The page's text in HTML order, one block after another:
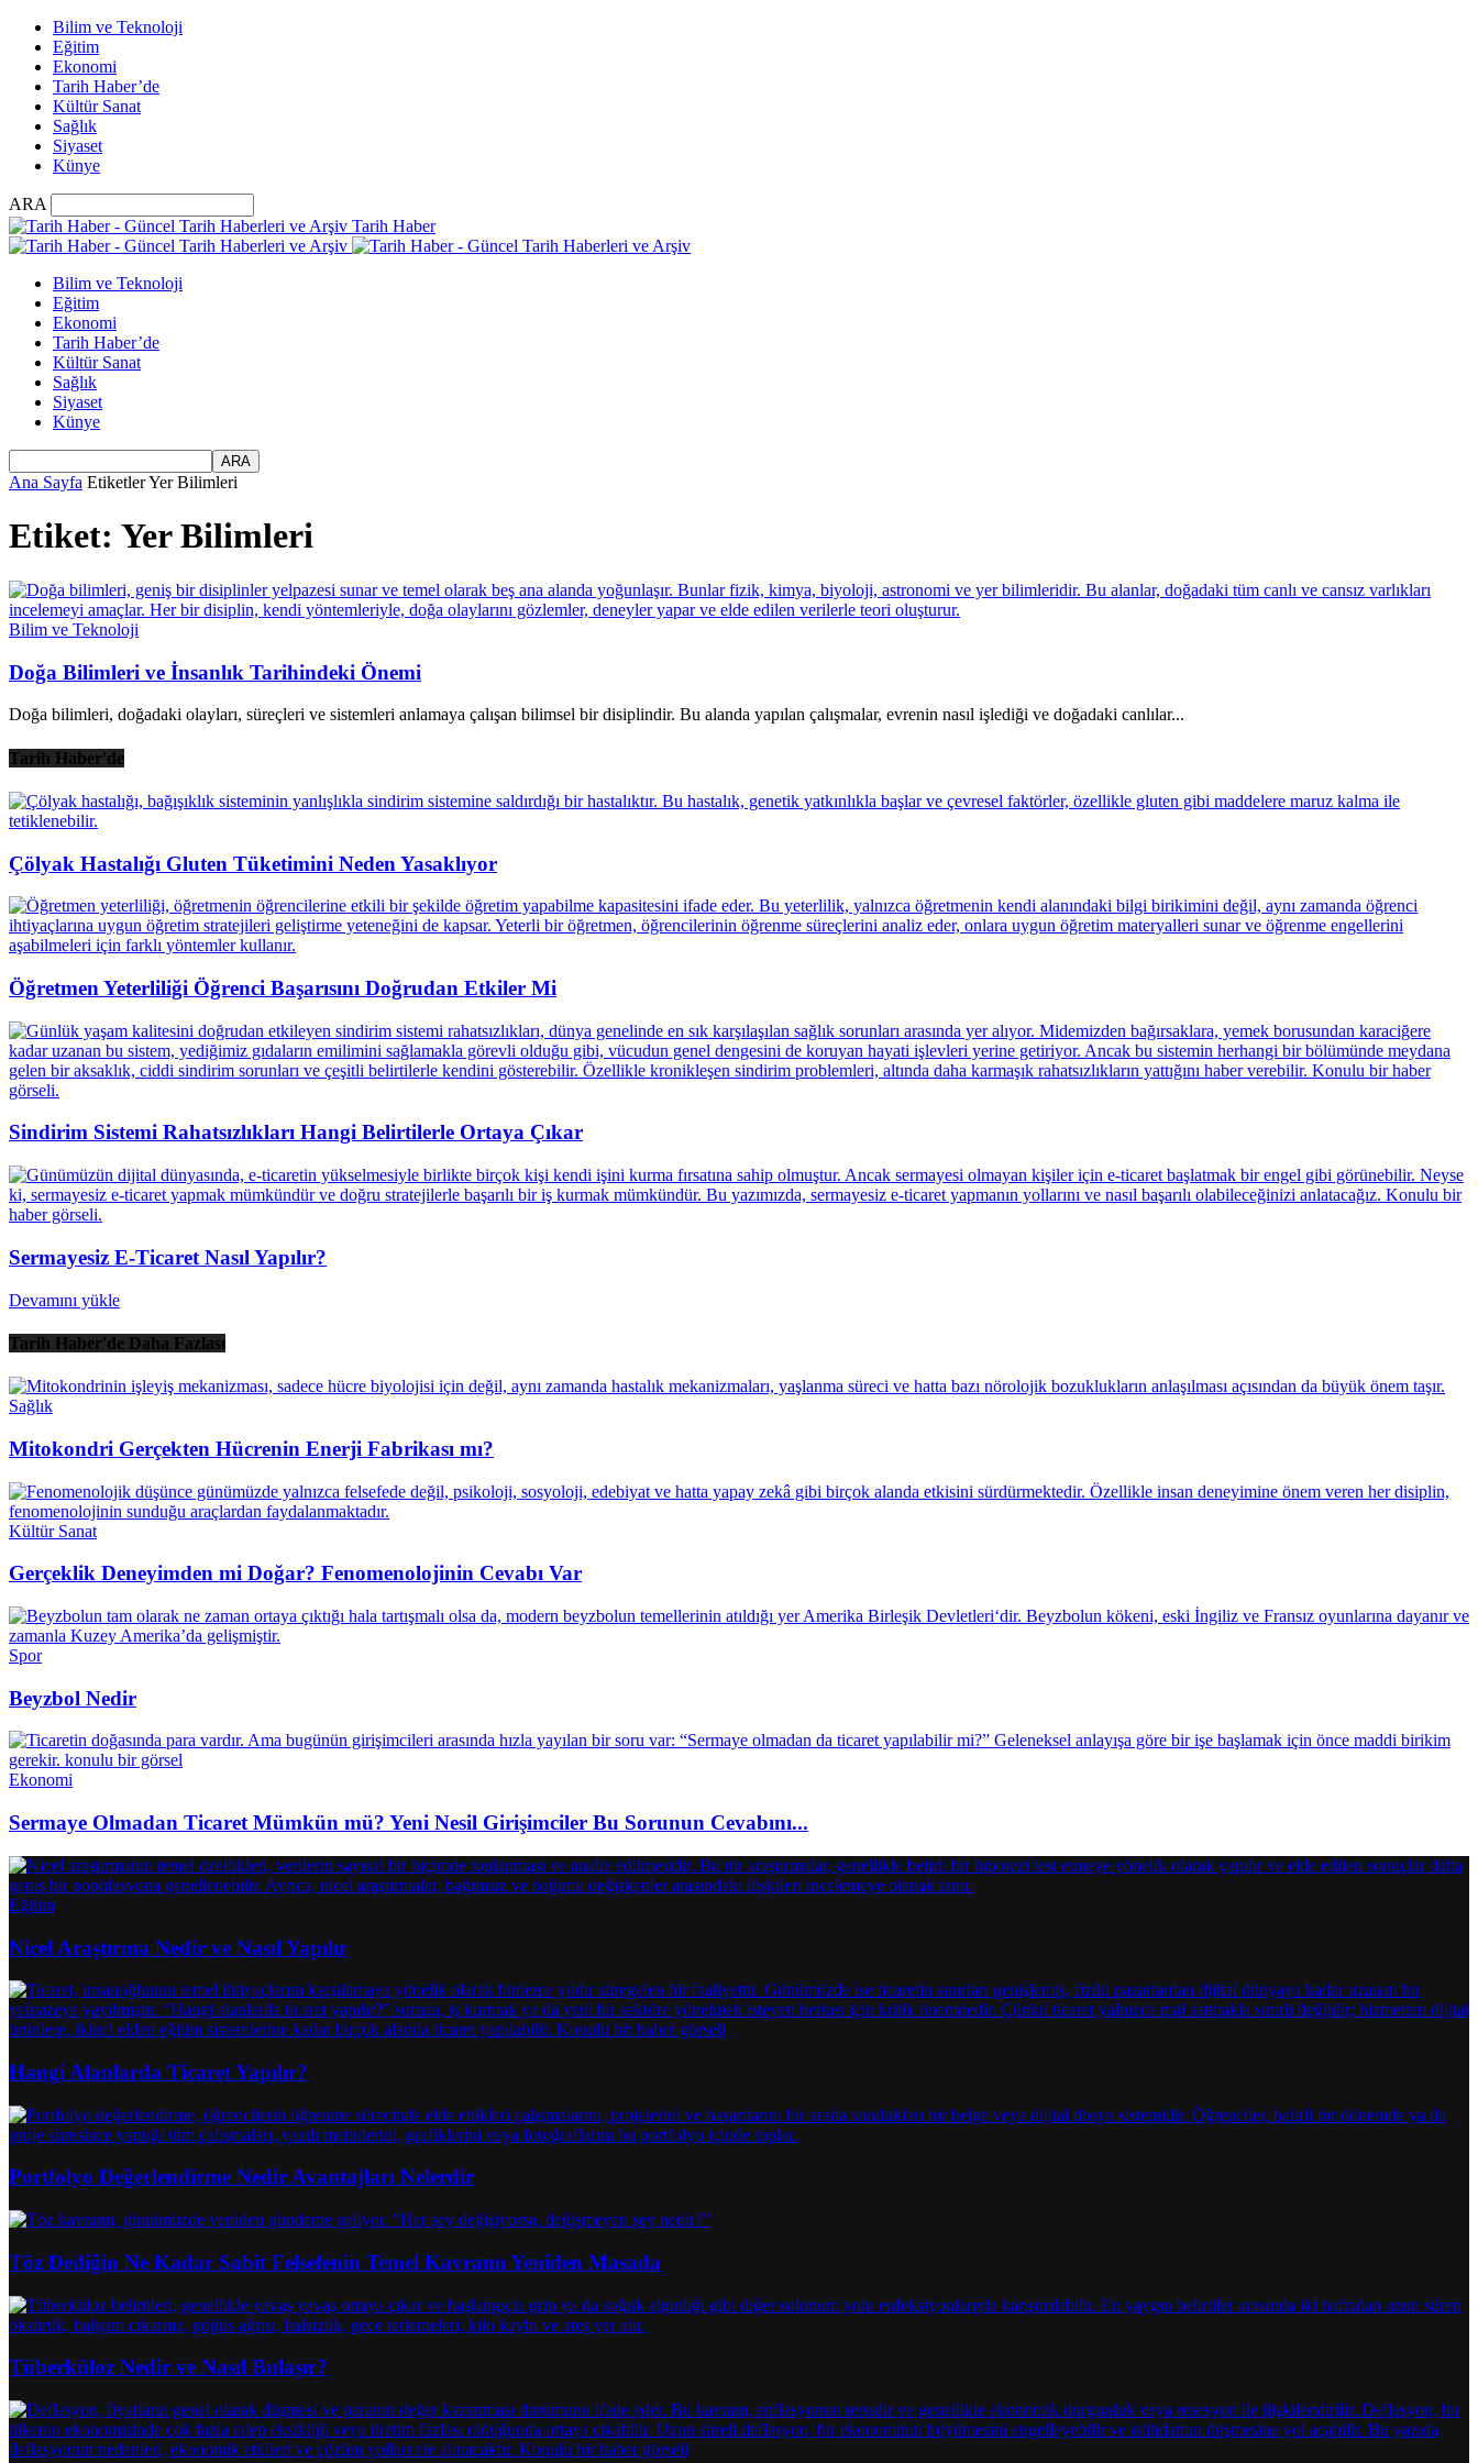
Bilim ve Teknoloji
Eğitim
Ekonomi
Tarih Haber’de
Kültür Sanat
Sağlık
Siyaset
Künye
ARA
Tarih Haber
Bilim ve Teknoloji
Eğitim
Ekonomi
Tarih Haber’de
Kültür Sanat
Sağlık
Siyaset
Künye
Ana Sayfa EtiketlerYer Bilimleri
Etiket: Yer Bilimleri
Bilim ve Teknoloji
Doğa Bilimleri ve İnsanlık Tarihindeki Önemi
Doğa bilimleri, doğadaki olayları, süreçleri ve sistemleri anlamaya çalışan bilimsel bir disiplindir. Bu alanda yapılan çalışmalar, evrenin nasıl işlediği ve doğadaki canlılar...
Tarih Haber'de
Çölyak Hastalığı Gluten Tüketimini Neden Yasaklıyor
Öğretmen Yeterliliği Öğrenci Başarısını Doğrudan Etkiler Mi
Sindirim Sistemi Rahatsızlıkları Hangi Belirtilerle Ortaya Çıkar
Sermayesiz E-Ticaret Nasıl Yapılır?
Devamını yükle
Tarih Haber'de Daha Fazlası
Sağlık
Mitokondri Gerçekten Hücrenin Enerji Fabrikası mı?
Kültür Sanat
Gerçeklik Deneyimden mi Doğar? Fenomenolojinin Cevabı Var
Spor
Beyzbol Nedir
Ekonomi
Sermaye Olmadan Ticaret Mümkün mü? Yeni Nesil Girişimciler Bu Sorunun Cevabını...
Eğitim
Nicel Araştırma Nedir ve Nasıl Yapılır
Hangi Alanlarda Ticaret Yapılır?
Portfolyo Değerlendirme Nedir Avantajları Nelerdir
Töz Dediğin Ne Kadar Sabit Felsefenin Temel Kavramı Yeniden Masada
Tüberküloz Nedir ve Nasıl Bulaşır?